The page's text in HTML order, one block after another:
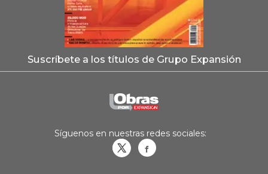
Suscríbete a los títulos de Grupo Expansión
Síguenos en nuestras redes sociales: